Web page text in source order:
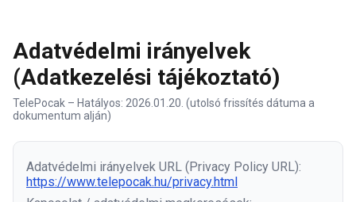
Adatvédelmi irányelvek
(Adatkezelési tájékoztató)
TelePocak – Hatályos: 2026.01.20. (utolsó frissítés dátuma a
dokumentum alján)
Adatvédelmi irányelvek URL (Privacy Policy URL):
https://www.telepocak.hu/privacy.html